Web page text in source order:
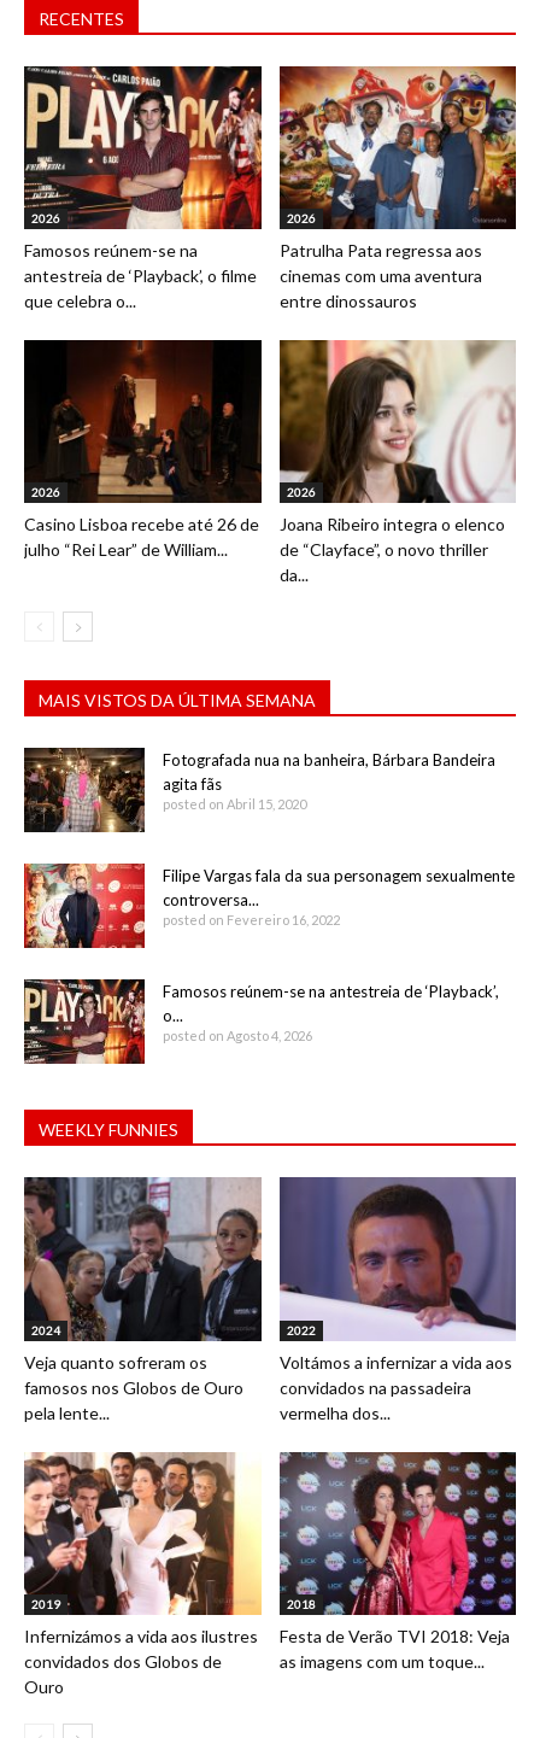
RECENTES
2026
Famosos reúnem-se na
antestreia de ‘Playback’, o filme
que celebra o...
2026
Patrulha Pata regressa aos
cinemas com uma aventura
entre dinossauros
2026
Casino Lisboa recebe até 26 de
julho “Rei Lear” de William...
2026
Joana Ribeiro integra o elenco
de “Clayface”, o novo thriller
da...
MAIS VISTOS DA ÚLTIMA SEMANA
Fotografada nua na banheira, Bárbara Bandeira
agita fãs
posted on Abril 15, 2020
Filipe Vargas fala da sua personagem sexualmente
controversa...
posted on Fevereiro 16, 2022
Famosos reúnem-se na antestreia de ‘Playback’,
o...
posted on Agosto 4, 2026
WEEKLY FUNNIES
2024
Veja quanto sofreram os
famosos nos Globos de Ouro
pela lente...
2022
Voltámos a infernizar a vida aos
convidados na passadeira
vermelha dos...
2019
Infernizámos a vida aos ilustres
convidados dos Globos de
Ouro
2018
Festa de Verão TVI 2018: Veja
as imagens com um toque...